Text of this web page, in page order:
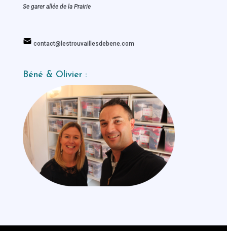
Se garer allée de la Prairie
contact@lestrouvaillesdebene.com
Béné & Olivier :